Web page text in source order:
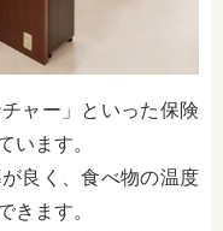
ャー」といった保険
います。
良く、食べ物の温度
きます。